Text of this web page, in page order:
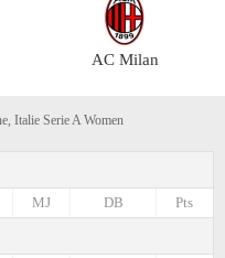
AC Milan
Italie Serie A Women
Pts
DB
MJ